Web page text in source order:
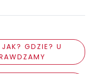
GDZIE? U